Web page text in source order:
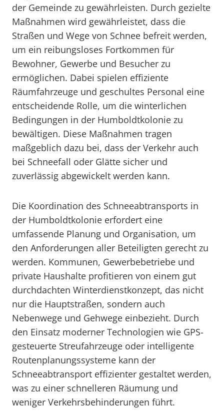
der Gemeinde zu gewährleisten. Durch gezielte
Maßnahmen wird gewährleistet, dass die
Straßen und Wege von Schnee befreit werden,
um ein reibungsloses Fortkommen für
Bewohner, Gewerbe und Besucher zu
ermöglichen. Dabei spielen effiziente
Räumfahrzeuge und geschultes Personal eine
entscheidende Rolle, um die winterlichen
Bedingungen in der Humboldtkolonie zu
bewältigen. Diese Maßnahmen tragen
maßgeblich dazu bei, dass der Verkehr auch
bei Schneefall oder Glätte sicher und
zuverlässig abgewickelt werden kann.
Die Koordination des Schneeabtransports in
der Humboldtkolonie erfordert eine
umfassende Planung und Organisation, um
den Anforderungen aller Beteiligten gerecht zu
werden. Kommunen, Gewerbebetriebe und
private Haushalte profitieren von einem gut
durchdachten Winterdienstkonzept, das nicht
nur die Hauptstraßen, sondern auch
Nebenwege und Gehwege einbezieht. Durch
den Einsatz moderner Technologien wie GPS-
gesteuerte Streufahrzeuge oder intelligente
Routenplanungssysteme kann der
Schneeabtransport effizienter gestaltet werden,
was zu einer schnelleren Räumung und
weniger Verkehrsbehinderungen führt.